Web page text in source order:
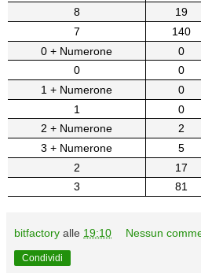
8
19
7
140
0 + Numerone
0
0
0
1 + Numerone
0
1
0
2 + Numerone
2
3 + Numerone
5
2
17
3
81
bitfactory alle 19:10 Nessun
Condividi